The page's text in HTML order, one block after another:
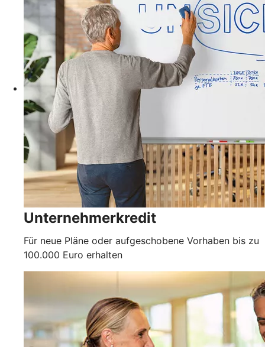
Unternehmerkredit
Für neue Pläne oder aufgeschobene Vorhaben bis zu
100.000 Euro erhalten